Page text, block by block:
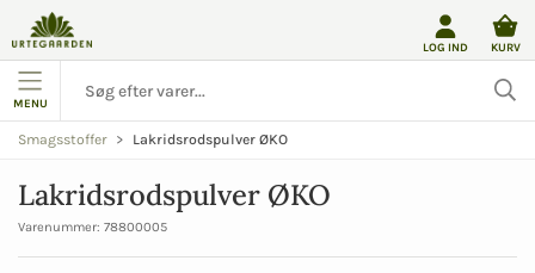
LOG IND KURV
MENU
Smagsstoffer Lakridsrodspulver ØKO
Lakridsrodspulver ØKO
Varenummer: 78800005